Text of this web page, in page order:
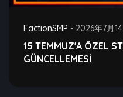
FactionSMP - 2026年7月
15 TEMMUZ'A ÖZEL
GÜNCELLEMESİ